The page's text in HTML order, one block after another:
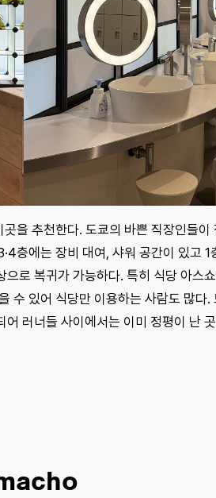
을 추천한다. 도쿄의 바쁜 직장인들이
층에는 장비 대여, 샤워 공간이 있고 1
로 복귀가 가능하다. 특히 식당 아스
수 있어 식당만 이용하는 사람도 많다.
러너들 사이에서는 이미 정평이 난